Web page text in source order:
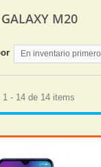
M20
En inventario primero
1 - 14 de 14 items